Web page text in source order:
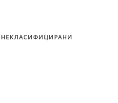
.. 27
НЕКЛАСИФИЦИРАНИ